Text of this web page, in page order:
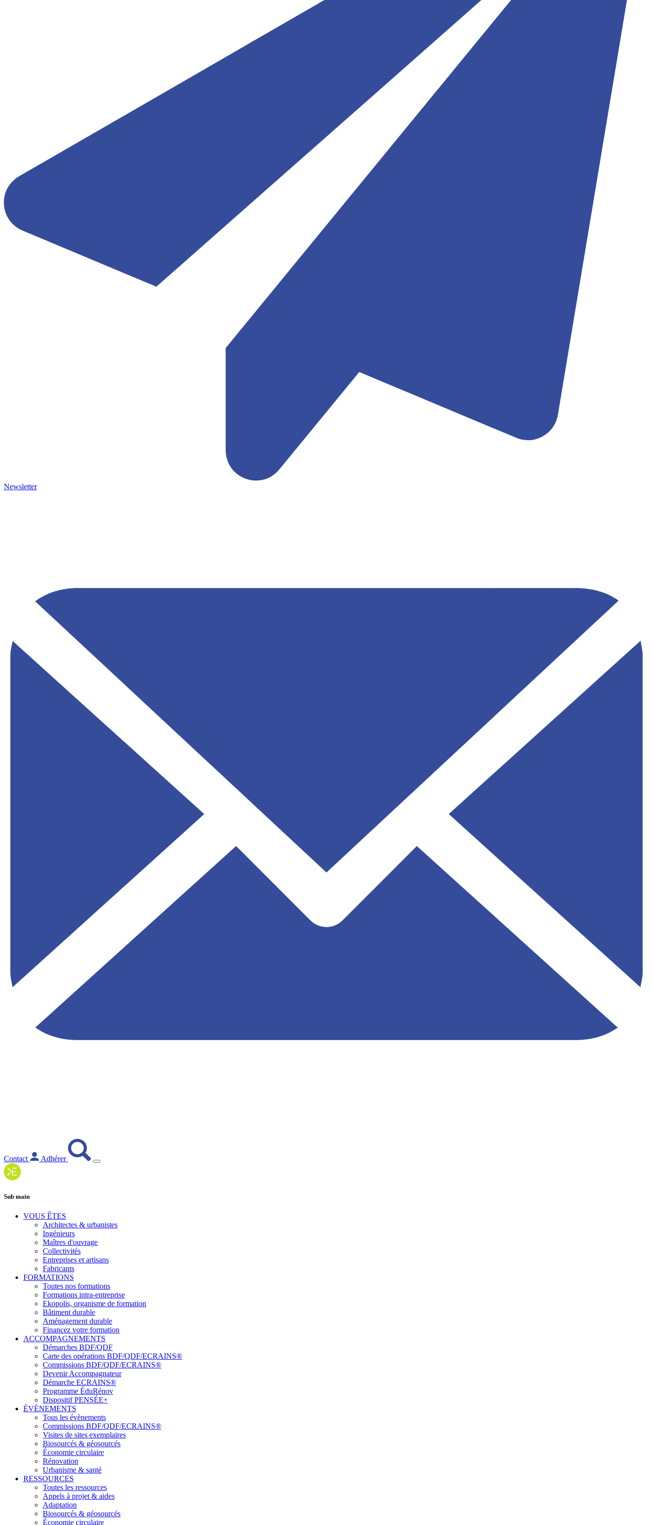
Newsletter
Contact Adhérer
Sub main
VOUS ÊTES
Architectes & urbanistes
Ingénieurs
Maîtres d'ouvrage
Collectivités
Entreprises et artisans
Fabricants
FORMATIONS
Toutes nos formations
Formations intra-entreprise
Ekopolis, organisme de formation
Bâtiment durable
Aménagement durable
Financez votre formation
ACCOMPAGNEMENTS
Démarches BDF/QDF
Carte des opérations BDF/QDF/ECRAINS®
Commissions BDF/QDF/ECRAINS®
Devenir Accompagnateur
Démarche ECRAINS®
Programme ÉduRénov
Dispositif PENSÉE+
ÉVÉNEMENTS
Tous les évènements
Commissions BDF/QDF/ECRAINS®
Visites de sites exemplaires
Biosourcés & géosourcés
Économie circulaire
Rénovation
Urbanisme & santé
RESSOURCES
Toutes les ressources
Appels à projet & aides
Adaptation
Biosourcés & géosourcés
Économie circulaire